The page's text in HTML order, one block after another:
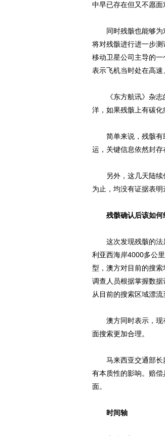
中早已存在但又不愿
同时残骸也能够为对
将对残骸进行进一步
移动卫星公司主导的
表示飞机当时处在高速
《东方航讯》杂志的
洋，如果残骸上有碳化
简单来说，残骸有助
运，关键信息依然封存
另外，这几天陆续传
为止，均没有证据表明
残骸确认后该如何
这次发现残骸的法属
利亚西海岸4000多公
型，澳方对目前的搜
调查人员根据掌握数
从目前的搜索区域漂流
澳方同时表示，现有
面搜索更加合理。
马来西亚交通部长廖
有本质性的影响。赔
面。
时间轴